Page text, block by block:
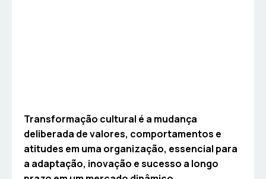
Transformação cultural é a mudança
deliberada de valores, comportamentos e
atitudes em uma organização, essencial para
a adaptação, inovação e sucesso a longo